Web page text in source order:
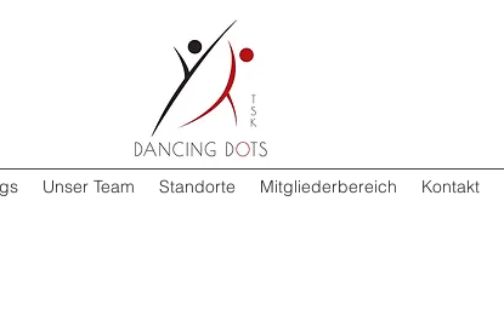
Unser Team Standorte Mitgliederbereich Kontakt